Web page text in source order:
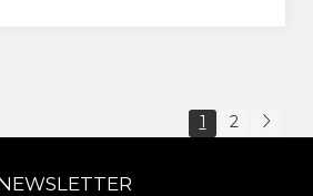
1 2